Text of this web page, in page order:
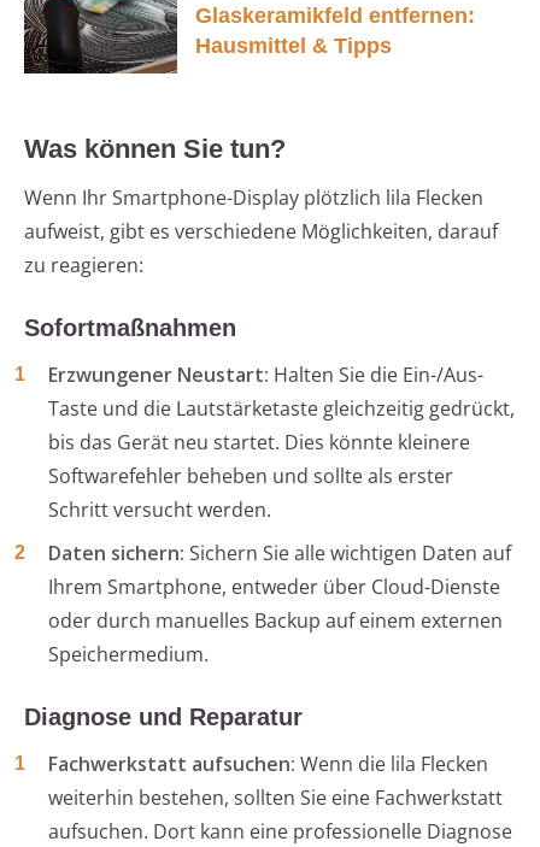
Glaskeramikfeld entfernen:
Hausmittel & Tipps
Was können Sie tun?
Wenn Ihr Smartphone-Display plötzlich lila Flecken
aufweist, gibt es verschiedene Möglichkeiten, darauf
zu reagieren:
Sofortmaßnahmen
Erzwungener Neustart: Halten Sie die Ein-/Aus-
Taste und die Lautstärketaste gleichzeitig gedrückt,
bis das Gerät neu startet. Dies könnte kleinere
Softwarefehler beheben und sollte als erster
Schritt versucht werden.
Daten sichern: Sichern Sie alle wichtigen Daten auf
Ihrem Smartphone, entweder über Cloud-Dienste
oder durch manuelles Backup auf einem externen
Speichermedium.
Diagnose und Reparatur
Fachwerkstatt aufsuchen: Wenn die lila Flecken
weiterhin bestehen, sollten Sie eine Fachwerkstatt
aufsuchen. Dort kann eine professionelle Diagnose